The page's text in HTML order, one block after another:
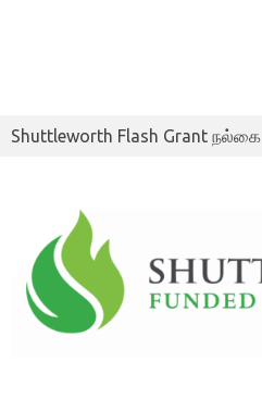
Shuttleworth Flash Grant நல்கை